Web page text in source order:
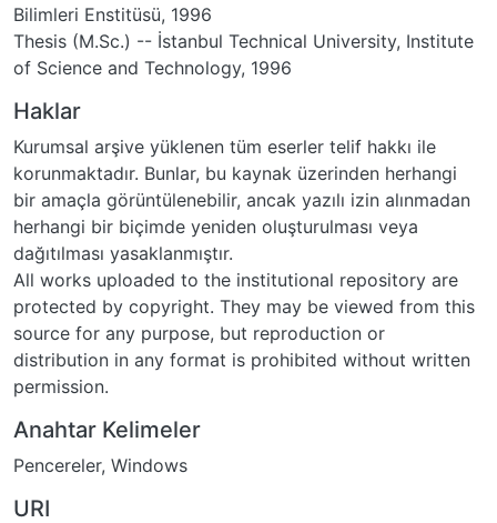
Bilimleri Enstitüsü, 1996
Thesis (M.Sc.) -- İstanbul Technical University, Institute
of Science and Technology, 1996
Haklar
Kurumsal arşive yüklenen tüm eserler telif hakkı ile
korunmaktadır. Bunlar, bu kaynak üzerinden herhangi
bir amaçla görüntülenebilir, ancak yazılı izin alınmadan
herhangi bir biçimde yeniden oluşturulması veya
dağıtılması yasaklanmıştır.
All works uploaded to the institutional repository are
protected by copyright. They may be viewed from this
source for any purpose, but reproduction or
distribution in any format is prohibited without written
permission.
Anahtar Kelimeler
Pencereler, Windows
URI